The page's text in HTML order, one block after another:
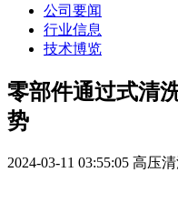
公司要闻
行业信息
技术博览
零部件通过式清
势
2024-03-11 03:55:05 高压